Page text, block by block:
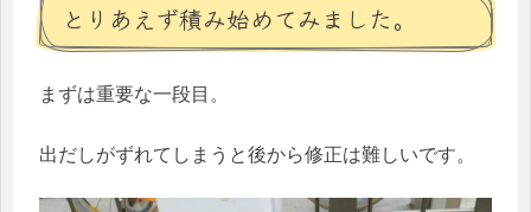
とりあえず積み始めてみました。
まずは重要な一段目。
出だしがずれてしまうと後から修正は難しいです。